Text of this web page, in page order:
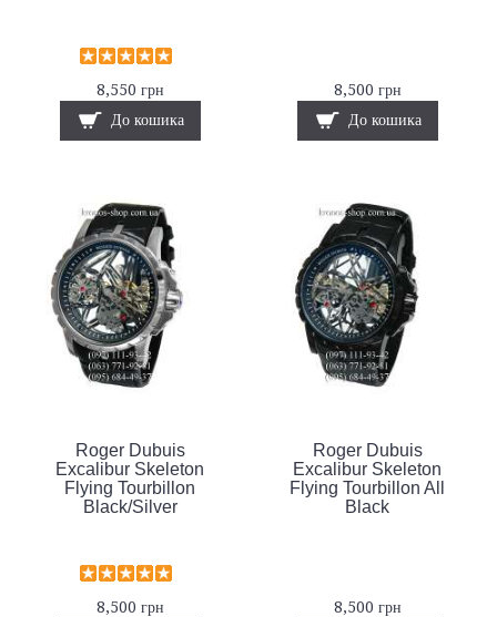
8,550 грн
До кошика
8,500 грн
До кошика
Roger Dubuis
Excalibur Skeleton
Flying Tourbillon
Black/Silver
8,500 грн
Roger Dubuis
Excalibur Skeleton
Flying Tourbillon All
Black
8,500 грн